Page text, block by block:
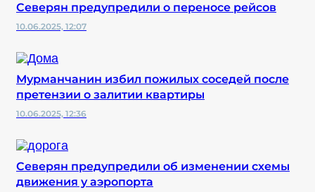
Северян предупредили о переносе рейсов
10.06.2025, 12:07
Мурманчанин избил пожилых соседей после
претензии о залитии квартиры
10.06.2025, 12:36
Северян предупредили об изменении схемы
движения у аэропорта